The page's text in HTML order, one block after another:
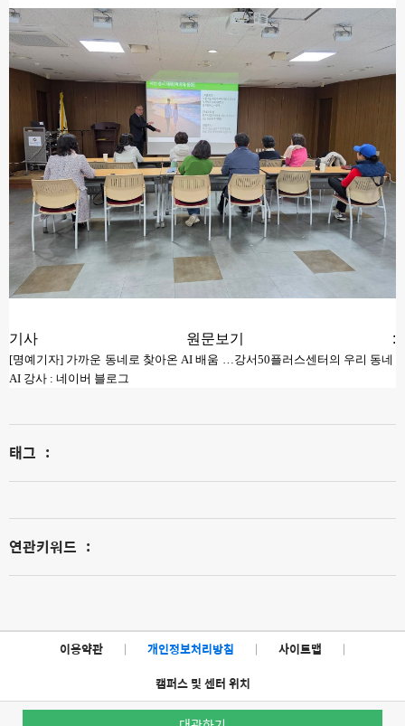
기사 원문보기 :
[명예기자] 가까운 동네로 찾아온 AI 배움 …강서50플러스센터의 우리 동네
AI 강사 : 네이버 블로그
태그 :
연관키워드 :
이용약관 | 개인정보처리방침 | 사이트맵
|
캠퍼스 및 센터 위치